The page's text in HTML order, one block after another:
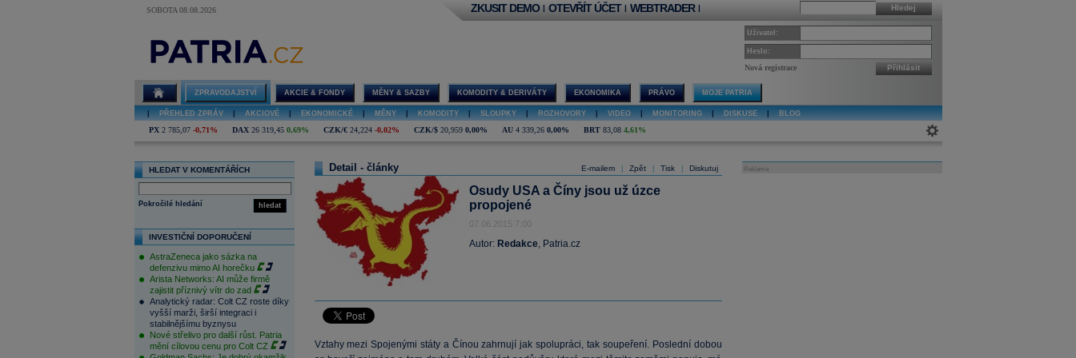
SOBOTA 08.08.2026 Hledej
ZKUSIT DEMO | OTEVŘÍT ÚČET | WEBTRADER |
Uživatel:
Heslo:
Nová registrace Přihlásit
ZPRAVODAJSTVÍ AKCIE & FONDY MĚNY & SAZBY KOMODITY & DERIVÁTY EKONOMIKA PRÁVO MOJE PATRIA
PŘEHLED ZPRÁV AKCIOVÉ EKONOMICKÉ MĚNY KOMODITY SLOUPKY ROZHOVORY VIDEO MONITORING DISKUSE BLOG
PX 2 785,07 -0,71% DAX 26 319,45 0,69% CZK/€ 24,224 -0,02% CZK/$ 20,959 0,00% AU 4 339,26 0,00% BRT 83,08 4,61%
HLEDAT V KOMENTÁŘÍCH
hledat
Pokročilé hledání
INVESTIČNÍ DOPORUČENÍ
AstraZeneca jako sázka na
defenzivu mimo AI horečku
Arista Networks: AI může firmě
zajistit příznivý vítr do zad
Analytický radar: Colt CZ roste díky
vyšší marži, širší integraci i
stabilnějšímu byznysu
Nové střelivo pro další růst. Patria
mění cílovou cenu pro Colt CZ
E-mailem Zpět Tisk Diskutuj
Detail - články
Osudy USA a Číny jsou už úzce
propojené
07.06.2015 7:00
Autor: Redakce, Patria.cz
Vztahy mezi Spojenými státy a Čínou zahrnují jak spolupráci, tak soupeření. Poslední dobou
Reklama